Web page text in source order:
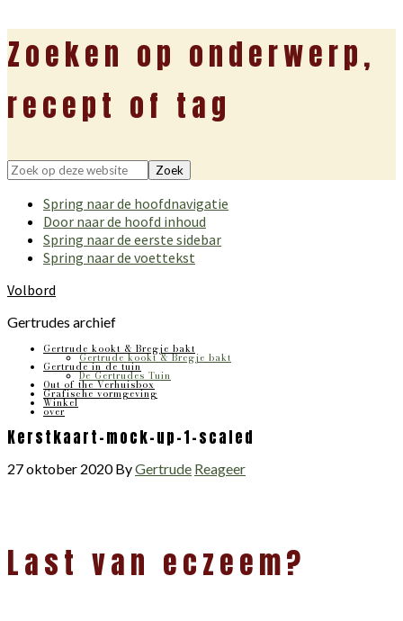
Zoeken op onderwerp,
recept of tag
Zoek
deze
website
Spring naar de hoofdnavigatie
Door naar de hoofd inhoud
Spring naar de eerste sidebar
Spring naar de voettekst
Volbord
Gertrudes archief
Gertrude kookt & Bregje bakt
Gertrude kookt & Bregje bakt
Gertrude in de tuin
De Gertrudes Tuin
Out of the Verhuisbox
Grafische vormgeving
Winkel
over
Kerstkaart-mock-up-1-scaled
27 oktober 2020ByGertrude Reageer
Interacties
Last van eczeem?